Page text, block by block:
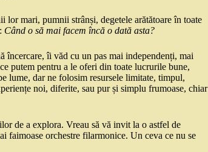
mari, pumnii strânși, degetele arătătoare în toate
Când o să mai facem încă o dată asta?
încercare, îi văd cu un pas mai independenți, mai
putem pentru a le oferi din toate lucrurile bune,
lume, dar ne folosim resursele limitate, timpul,
noi, diferite, sau pur și simplu frumoase, chiar
de a explora. Vreau să vă invit la o astfel de
faimoase orchestre filarmonice. Un ceva ce nu se